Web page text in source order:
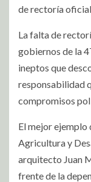
de rectoría
La falta de
gobiernos de la
ineptos que
responsabilidad
compromisos
El mejor ejemplo
Agricultura y
arquitecto Juan
frente de la